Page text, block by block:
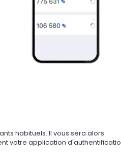
habituels. Il vous sera alors
votre application